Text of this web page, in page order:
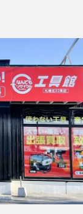
ンストアの出
サイズ
頭や他ネットシ
品となってしま